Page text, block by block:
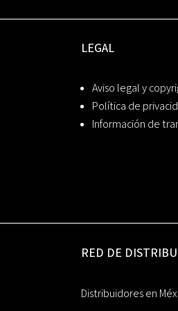
LEGAL
Aviso legal y
Política de
Información de
RED DE
Distribuidores en